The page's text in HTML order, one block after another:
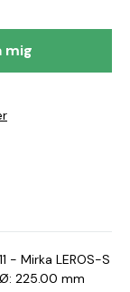
mig
- Mirka LEROS-S
225.00 mm